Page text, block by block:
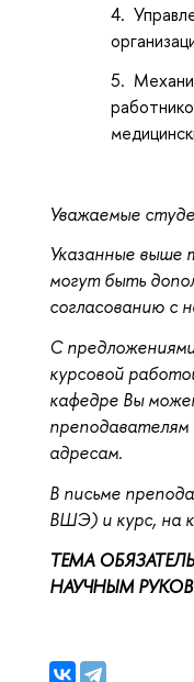
Уважаемые
Указанные выше
могут быть
согласованию с
С
курсовой
кафедре Вы
адресам.
В письме
ВШЭ) и курс, на
ТЕМА
НАУЧНЫМ